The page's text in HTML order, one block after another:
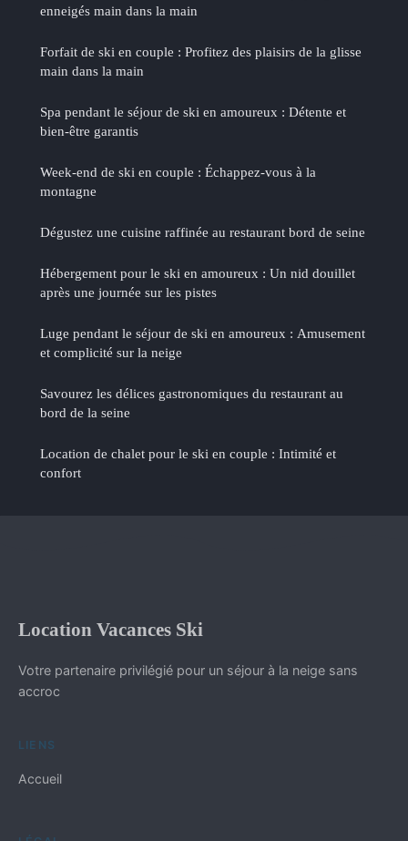
enneigés main dans la main
Forfait de ski en couple : Profitez des plaisirs de la glisse
main dans la main
Spa pendant le séjour de ski en amoureux : Détente et
bien-être garantis
Week-end de ski en couple : Échappez-vous à la
montagne
Dégustez une cuisine raffinée au restaurant bord de seine
Hébergement pour le ski en amoureux : Un nid douillet
après une journée sur les pistes
Luge pendant le séjour de ski en amoureux : Amusement
et complicité sur la neige
Savourez les délices gastronomiques du restaurant au
bord de la seine
Location de chalet pour le ski en couple : Intimité et
confort
Location Vacances Ski
Votre partenaire privilégié pour un séjour à la neige sans
accroc
LIENS
Accueil